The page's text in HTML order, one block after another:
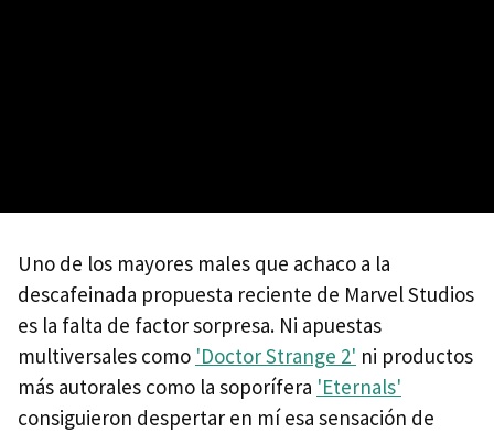
Uno de los mayores males que achaco a la
descafeinada propuesta reciente de Marvel Studios
es la falta de factor sorpresa. Ni apuestas
multiversales como 'Doctor Strange 2' ni productos
más autorales como la soporífera 'Eternals'
consiguieron despertar en mí esa sensación de